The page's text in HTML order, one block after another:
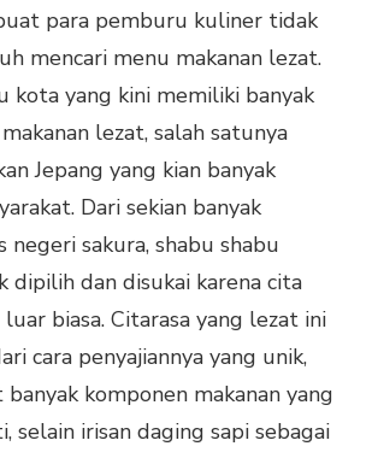
TERBAIK
para pemburu kuliner tidak
mencari menu makanan lezat.
kota yang kini memiliki banyak
lezat, salah satunya
Jepang yang kian banyak
Dari sekian banyak
negeri sakura, shabu shabu
dipilih dan disukai karena cita
luar biasa. Citarasa yang lezat ini
cara penyajiannya yang unik,
komponen makanan yang
selain irisan daging sapi sebagai